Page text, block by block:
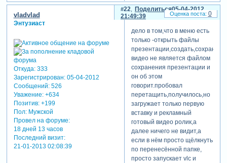
Поделиться
22
05-04-2012
21:49:39
vladvlad
Энтузиаст
Откуда:333
Зарегистрирован: 05-04-2012
Сообщений:526
Уважение: +634
Позитив: +199
Пол:Мужской
Провел на форуме:
18 дней 13 часов
Последний визит:
21-01-2013 02:08:39
дело в том,что в меню есть
только -открыть файлы
видео не является файлом
сохранения презентации и
он об этом
говорит.пробовал
перетащить,получилось,но
загружает только первую
вставку и рекламный
готовый видео ролик,а
далее ничего не видит,а
если в нём просто щёлкнуть
по перенесённой папке,
просто запускает vlс и
0